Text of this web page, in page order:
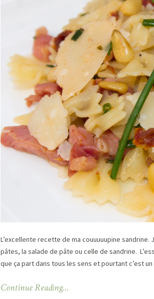
L’excellente recette de ma couuuuupine
pâtes, la salade de pâte ou celle de sandrine.
que ça part dans tous les sens et pourtant c’est
Continue Reading…